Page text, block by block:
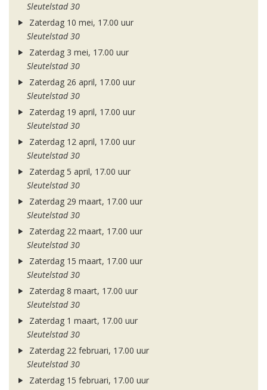
Sleutelstad 30
Zaterdag 10 mei, 17.00 uur
Sleutelstad 30
Zaterdag 3 mei, 17.00 uur
Sleutelstad 30
Zaterdag 26 april, 17.00 uur
Sleutelstad 30
Zaterdag 19 april, 17.00 uur
Sleutelstad 30
Zaterdag 12 april, 17.00 uur
Sleutelstad 30
Zaterdag 5 april, 17.00 uur
Sleutelstad 30
Zaterdag 29 maart, 17.00 uur
Sleutelstad 30
Zaterdag 22 maart, 17.00 uur
Sleutelstad 30
Zaterdag 15 maart, 17.00 uur
Sleutelstad 30
Zaterdag 8 maart, 17.00 uur
Sleutelstad 30
Zaterdag 1 maart, 17.00 uur
Sleutelstad 30
Zaterdag 22 februari, 17.00 uur
Sleutelstad 30
Zaterdag 15 februari, 17.00 uur